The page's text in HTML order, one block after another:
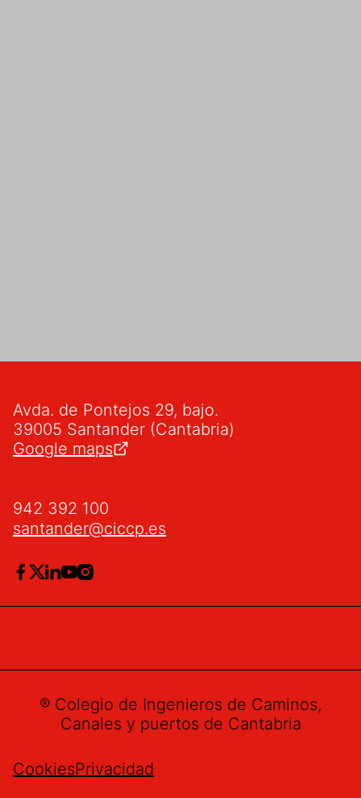
Avda. de Pontejos 29, bajo.
39005 Santander (Cantabria)
Google maps
942 392 100
santander@ciccp.es
® Colegio de Ingenieros de Caminos,
Canales y puertos de Cantabria
CookiesPrivacidad